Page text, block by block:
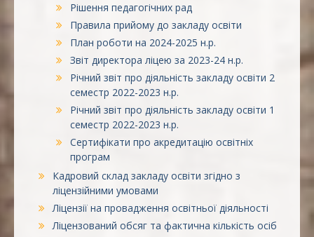
Рішення педагогічних рад
Правила прийому до закладу освіти
План роботи на 2024-2025 н.р.
Звіт директора ліцею за 2023-24 н.р.
Річний звіт про діяльність закладу освіти 2
семестр 2022-2023 н.р.
Річний звіт про діяльність закладу освіти 1
семестр 2022-2023 н.р.
Сертифікати про акредитацію освітніх
програм
Кадровий склад закладу освіти згідно з
ліцензійними умовами
Ліцензії на провадження освітньої діяльності
Ліцензований обсяг та фактична кількість осіб